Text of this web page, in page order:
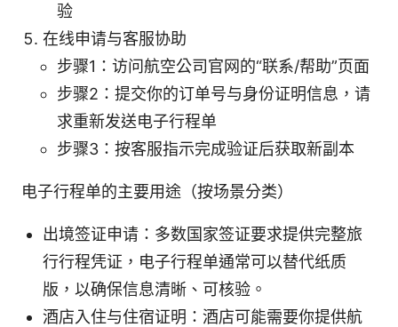
验
在线申请与客服协助
步骤1：访问航空公司官网的“联系/帮助”页面
步骤2：提交你的订单号与身份证明信息，请
求重新发送电子行程单
步骤3：按客服指示完成验证后获取新副本
电子行程单的主要用途（按场景分类）
出境签证申请：多数国家签证要求提供完整旅
行行程凭证，电子行程单通常可以替代纸质
版，以确保信息清晰、可核验。
酒店入住与住宿证明：酒店可能需要你提供航